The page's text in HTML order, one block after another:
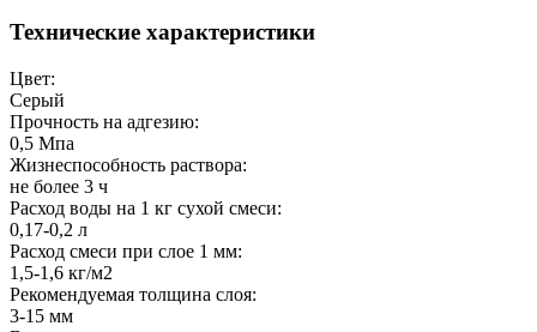
Технические характеристики
Цвет:
Серый
Прочность на адгезию:
0,5 Мпа
Жизнеспособность раствора:
не более 3 ч
Расход воды на 1 кг сухой смеси:
0,17-0,2 л
Расход смеси при слое 1 мм:
1,5-1,6 кг/м2
Рекомендуемая толщина слоя:
3-15 мм